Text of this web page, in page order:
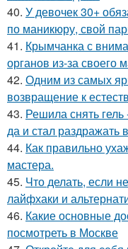
40. У девочек 30+
по маникюру, свой
41. Крымчанка с
органов из-за своего
42. Одним из самых
возвращение к
43. Решила снять
да и стал
44. Как правильно
мастера.
45. Что делать, если
лайфхаки и
46. Какие основные
посмотреть в Москве